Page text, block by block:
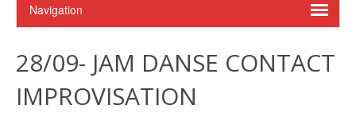
28/09- JAM DANSE CONTACT
IMPROVISATION